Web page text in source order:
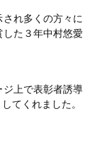
れ多くの方々に
た３年中村悠愛
ジ上で表彰者誘導
てくれました。